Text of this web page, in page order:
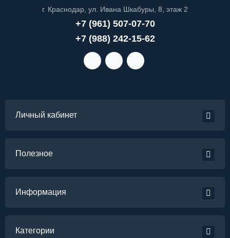
г. Краснодар, ул. Ивана Шкабуры, 8, этаж 2
+7 (961) 507-07-70
+7 (988) 242-15-62
Личный кабинет
Полезное
Информация
Категории